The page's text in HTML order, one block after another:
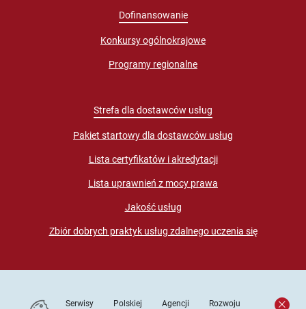
Dofinansowanie
Konkursy ogólnokrajowe
Programy regionalne
Strefa dla dostawców usług
Pakiet startowy dla dostawców usług
Lista certyfikatów i akredytacji
Lista uprawnień z mocy prawa
Jakość usług
Zbiór dobrych praktyk usług zdalnego uczenia się
Serwisy Polskiej Agencji Rozwoju